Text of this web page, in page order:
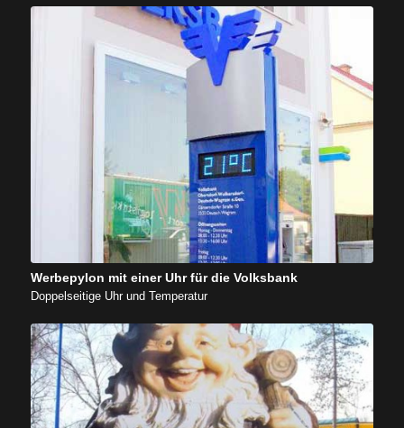
Werbepylon mit einer Uhr für die Volksbank
Doppelseitige Uhr und Temperatur